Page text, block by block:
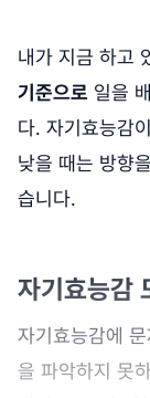
내가 지금 하고
기준으로 일을
다. 자기효능감
낮을 때는 방향
습니다.
자기효능감
자기효능감에
을 파악하지 못